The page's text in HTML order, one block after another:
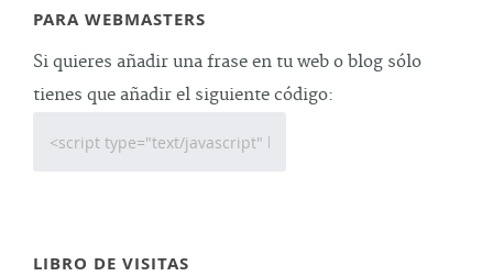
PARA WEBMASTERS
Si quieres añadir una frase en tu web o blog sólo
tienes que añadir el siguiente código:
LIBRO DE VISITAS